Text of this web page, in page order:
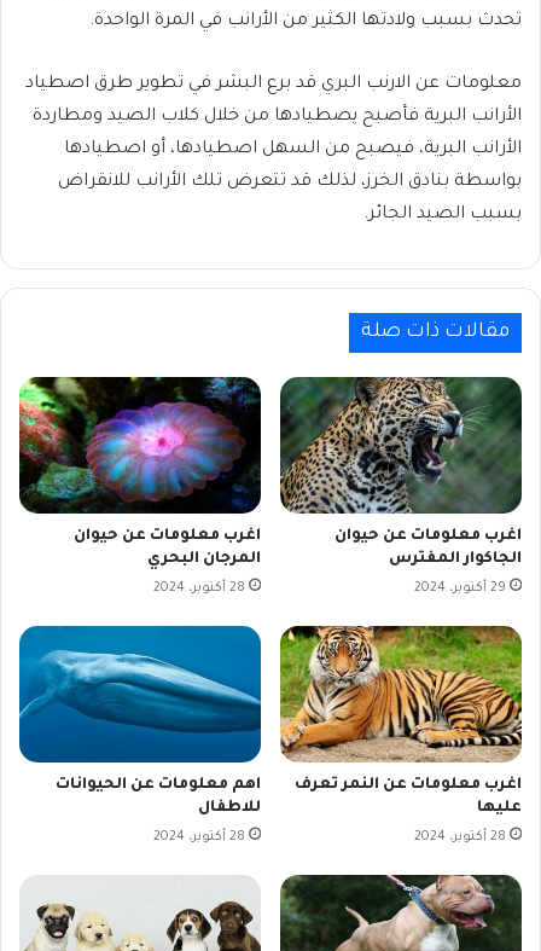
تحدث بسبب ولادتها الكثير من الأرانب في المرة الواحدة.
معلومات عن الارنب البري قد برع البشر في تطوير طرق اصطياد
الأرانب البرية فأصبح يصطيادها من خلال كلاب الصيد ومطاردة
الأرانب البرية، فيصبح من السهل اصطيادها، أو اصطيادها
بواسطة بنادق الخرز، لذلك قد تتعرض تلك الأرانب للانقراض
بسبب الصيد الجائر.
مقالات ذات صلة
اغرب معلومات عن حيوان
الجاكوار المفترس
29 أكتوبر، 2024
اغرب معلومات عن حيوان
المرجان البحري
28 أكتوبر، 2024
اغرب معلومات عن النمر تعرف
عليها
28 أكتوبر، 2024
اهم معلومات عن الحيوانات
للاطفال
28 أكتوبر، 2024